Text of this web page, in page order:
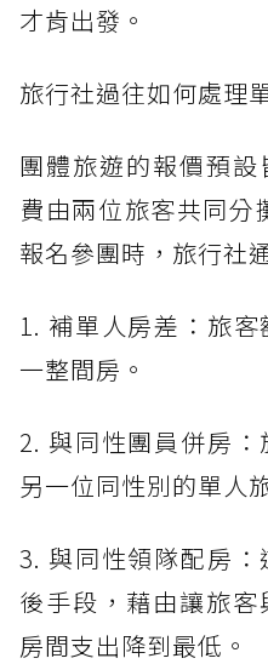
才肯出發。
旅行社過往如何處理
團體旅遊的報價預
費由兩位旅客共同分
報名參團時，旅行社
1. 補單人房差：旅
一整間房。
2. 與同性團員併房
另一位同性別的單人
3. 與同性領隊配房
後手段，藉由讓旅
房間支出降到最低。